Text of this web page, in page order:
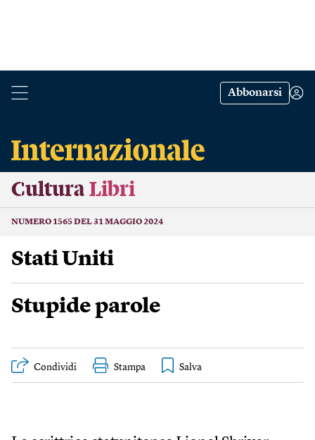
Abbonarsi
Cultura Libri
NUMERO 1565 DEL 31 MAGGIO 2024
Stati Uniti
Stupide parole
Condividi Stampa